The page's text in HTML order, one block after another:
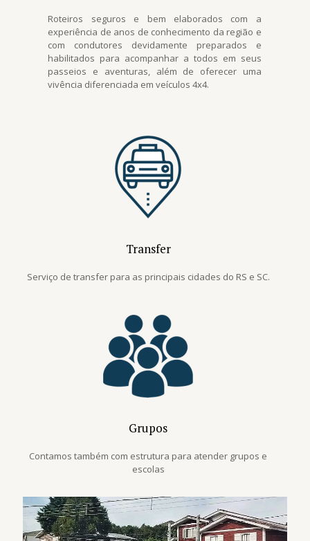
Roteiros seguros e bem elaborados com a
experiência de anos de conhecimento da região e
com condutores devidamente preparados e
habilitados para acompanhar a todos em seus
passeios e aventuras, além de oferecer uma
vivência diferenciada em veículos 4x4.
Transfer
Serviço de transfer para as principais cidades do RS e SC.
Grupos
Contamos também com estrutura para atender grupos e
escolas